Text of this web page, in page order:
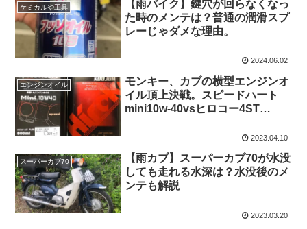
ケミカルや工具
【雨バイク】鍵穴が回らなくなっ
た時のメンテは？普通の潤滑スプ
レーじゃダメな理由。
2024.06.02
エンジンオイル
モンキー、カブの横型エンジンオ
イル頂上決戦。スピードハート
mini10w-40vsヒロコー4ST
2023.04.10
スーパーカブ70
【雨カブ】スーパーカブ70が水没
しても走れる水深は？水没後のメ
ンテも解説
2023.03.20